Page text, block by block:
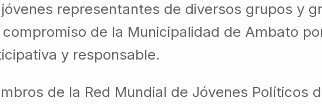
representantes de diversos grupos y
de la Municipalidad de Ambato
y responsable.
de la Red Mundial de Jóvenes Políticos